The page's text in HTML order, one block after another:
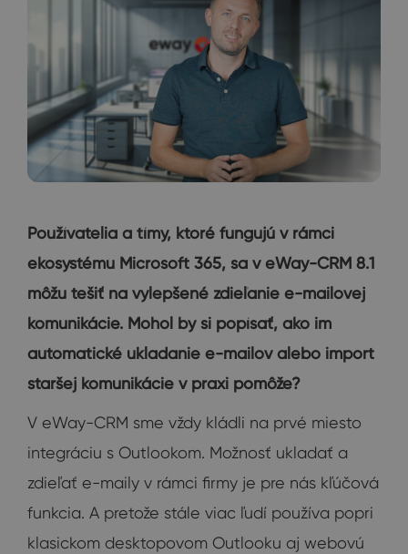
Používatelia a tímy, ktoré fungujú v rámci
ekosystému Microsoft 365, sa v eWay-CRM 8.1
môžu tešiť na vylepšené zdieľanie e-mailovej
komunikácie. Mohol by si popísať, ako im
automatické ukladanie e-mailov alebo import
staršej komunikácie v praxi pomôže?
V eWay-CRM sme vždy kládli na prvé miesto
integráciu s Outlookom. Možnosť ukladať a
zdieľať e-maily v rámci firmy je pre nás kľúčová
funkcia. A pretože stále viac ľudí používa popri
klasickom desktopovom Outlooku aj webovú